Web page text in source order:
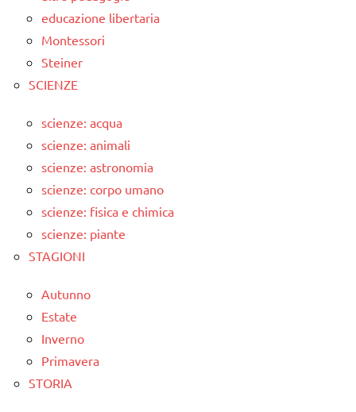
educazione libertaria
Montessori
Steiner
SCIENZE
scienze: acqua
scienze: animali
scienze: astronomia
scienze: corpo umano
scienze: fisica e chimica
scienze: piante
STAGIONI
Autunno
Estate
Inverno
Primavera
STORIA